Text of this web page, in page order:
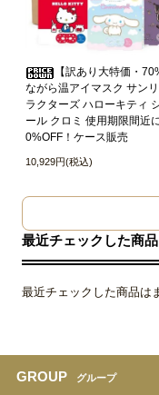
【訳あり大特価・
ながら温アイマスク サン
ラクターズ ハローキティ
ール クロミ 使用期限間近
0%OFF！ケース販売
10,929円(税込)
最近チェックした商品
最近チェックした商品は
GROUP グループ